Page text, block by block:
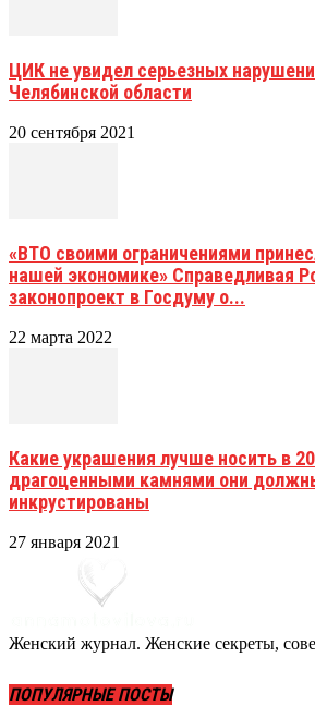
ЦИК не увидел серьезных
Челябинской области
20 сентября 2021
«ВТО своими ограничениями
нашей экономике» Справедливая
законопроект в Госдуму о...
22 марта 2022
Какие украшения лучше носить в
драгоценными камнями они
инкрустированы
27 января 2021
Женский журнал. Женские секреты,
ПОПУЛЯРНЫЕ ПОСТЫ